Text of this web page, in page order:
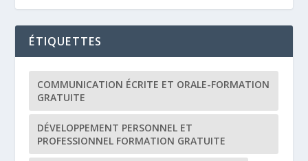
ÉTIQUETTES
COMMUNICATION ÉCRITE ET ORALE-FORMATION
GRATUITE
DÉVELOPPEMENT PERSONNEL ET
PROFESSIONNEL FORMATION GRATUITE